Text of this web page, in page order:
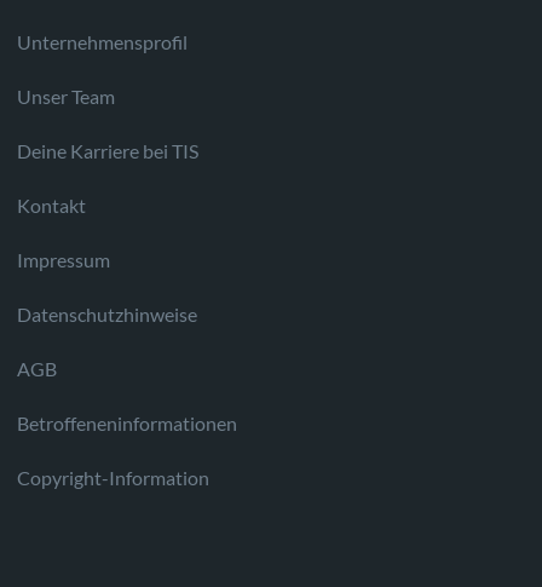
Unternehmensprofil
Unser Team
Deine Karriere bei TIS
Kontakt
Impressum
Datenschutzhinweise
AGB
Betroffeneninformationen
Copyright-Information